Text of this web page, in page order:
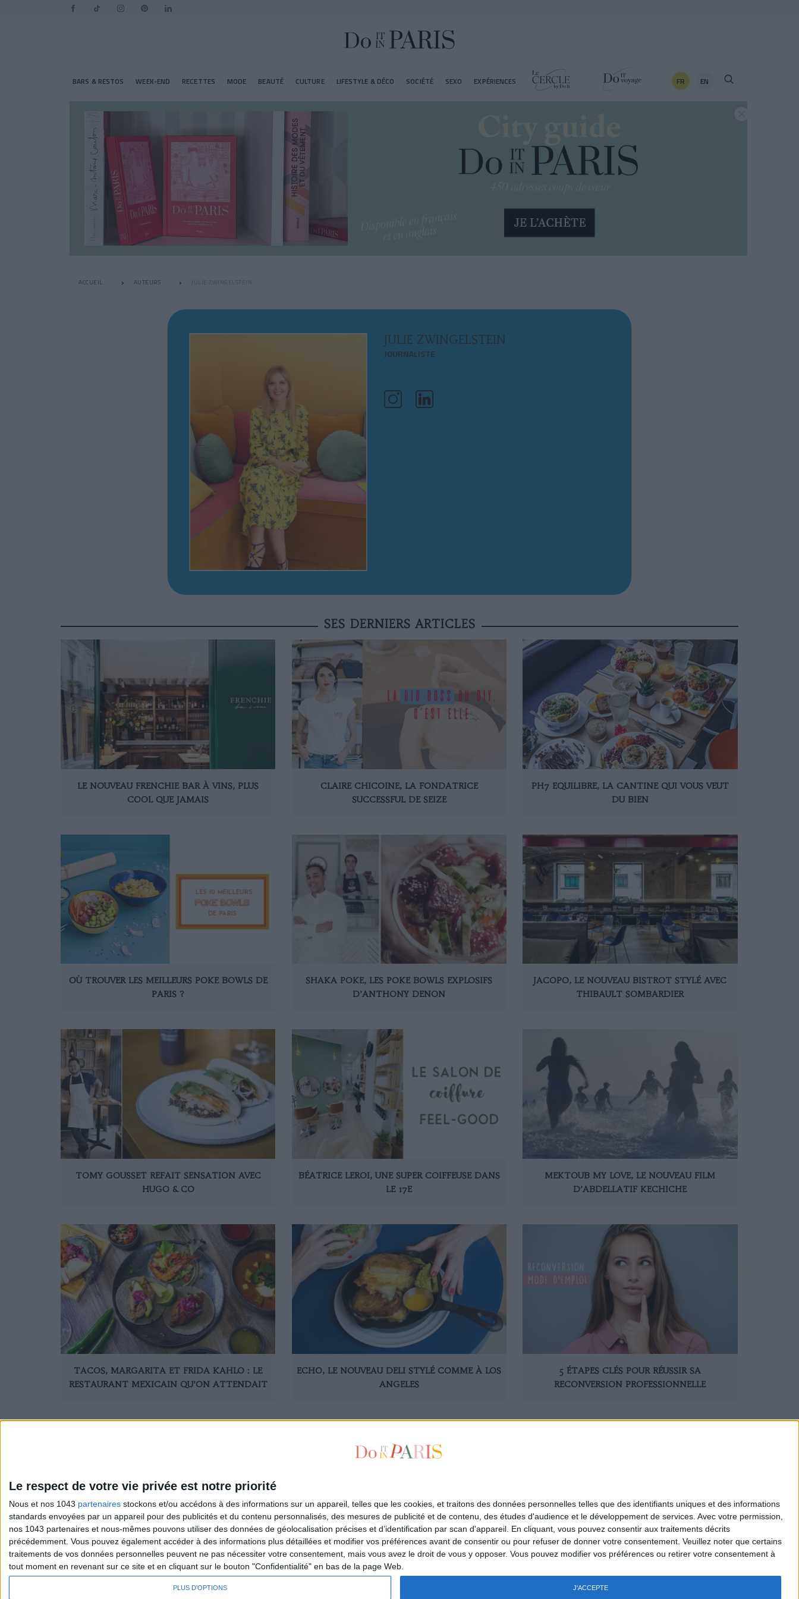
Le respect de votre vie privée est notre priorité
Nous et nos 1043 partenaires stockons et/ou accédons à des informations sur un appareil, telles que les cookies, et traitons des données personnelles telles que des identifiants uniques et des informations
standards envoyées par un appareil pour des publicités et du contenu personnalisés, des mesures de publicité et de contenu, des études d'audience et le développement de services. Avec votre permission,
nos 1043 partenaires et nous-mêmes pouvons utiliser des données de géolocalisation précises et d’identification par scan d'appareil. En cliquant, vous pouvez consentir aux traitements décrits
précédemment. Vous pouvez également accéder à des informations plus détaillées et modifier vos préférences avant de consentir ou pour refuser de donner votre consentement. Veuillez noter que certains
traitements de vos données personnelles peuvent ne pas nécessiter votre consentement, mais vous avez le droit de vous y opposer. Vous pouvez modifier vos préférences ou retirer votre consentement à
tout moment en revenant sur ce site et en cliquant sur le bouton "Confidentialité" en bas de la page Web.
PLUS D'OPTIONS J'ACCEPTE
BARS & RESTOS WEEK-END RECETTES MODE BEAUTÉ CULTURE LIFESTYLE & DÉCO SOCIÉTÉ SEXO EXPÉRIENCES FR EN
ACCUEIL AUTEURS JULIE ZWINGELSTEIN
JULIE ZWINGELSTEIN
JOURNALISTE
SES DERNIERS ARTICLES
LE NOUVEAU FRENCHIE BAR À VINS, PLUS
COOL QUE JAMAIS
CLAIRE CHICOINE, LA FONDATRICE
SUCCESSFUL DE SEIZE
PH7 EQUILIBRE, LA CANTINE QUI VOUS VEUT
DU BIEN
OÙ TROUVER LES MEILLEURS POKE BOWLS DE
PARIS ?
SHAKA POKE, LES POKE BOWLS EXPLOSIFS
D’ANTHONY DENON
JACOPO, LE NOUVEAU BISTROT STYLÉ AVEC
THIBAULT SOMBARDIER
TOMY GOUSSET REFAIT SENSATION AVEC
HUGO & CO
BÉATRICE LEROI, UNE SUPER COIFFEUSE DANS
LE 17E
MEKTOUB MY LOVE, LE NOUVEAU FILM
D’ABDELLATIF KECHICHE
TACOS, MARGARITA ET FRIDA KAHLO : LE
RESTAURANT MEXICAIN QU’ON ATTENDAIT
ECHO, LE NOUVEAU DELI STYLÉ COMME À LOS
ANGELES
5 ÉTAPES CLÉS POUR RÉUSSIR SA
RECONVERSION PROFESSIONNELLE
Sexo
Société
S'inscrire à la newsletter
Se désinscrire
Qui sommes-nous ?
Les auteurs
L'Appartement de la Parisienne
L'espace annonceurs
Mentions légales
Nous Contacter
Recrutement
Politique de confidentialité
Gestion des cookies
Règlement général - Jeux